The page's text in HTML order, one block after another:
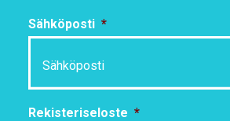
Sähköposti *
Rekisteriseloste *